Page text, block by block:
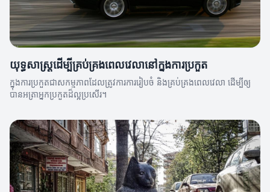
យុទ្ធសាស្ត្រដើម្បីគ្រប់គ្រងពេលវេលានៅក្នុងការប្រកួត
ក្នុងការប្រកួតជាសកម្មភាពដែលត្រូវការការរៀបចំ និងគ្រប់គ្រងពេលវេលា ដើម្បីឲ្យ
បានអត្រាអ្នកប្រកួតដ៏ល្អប្រសើរ។